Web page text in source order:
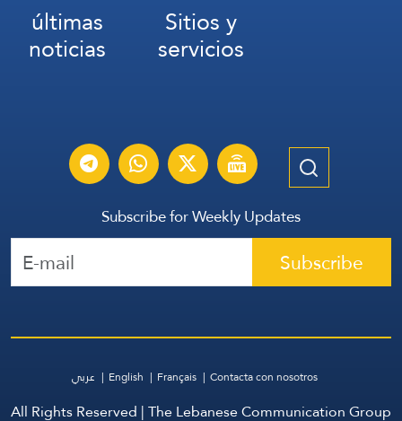
últimas
noticias
Sitios y
servicios
Subscribe for Weekly Updates
Subscribe
عربي English Français Contacta con nosotros
All Rights Reserved | The Lebanese Communication Group